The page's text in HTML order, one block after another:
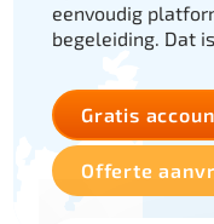
eenvoudig
begeleiding. Dat
Gratis
Offerte